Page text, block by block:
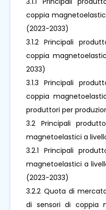
coppia
(2023-2033)
3.1.2 Principali
coppia
2033)
3.1.3 Principali
coppia
produttori per
3.2 Principali
magnetoelastici a
3.2.1 Principali
magnetoelastici a
(2023-2033)
3.2.2 Quota di
di sensori di coppia